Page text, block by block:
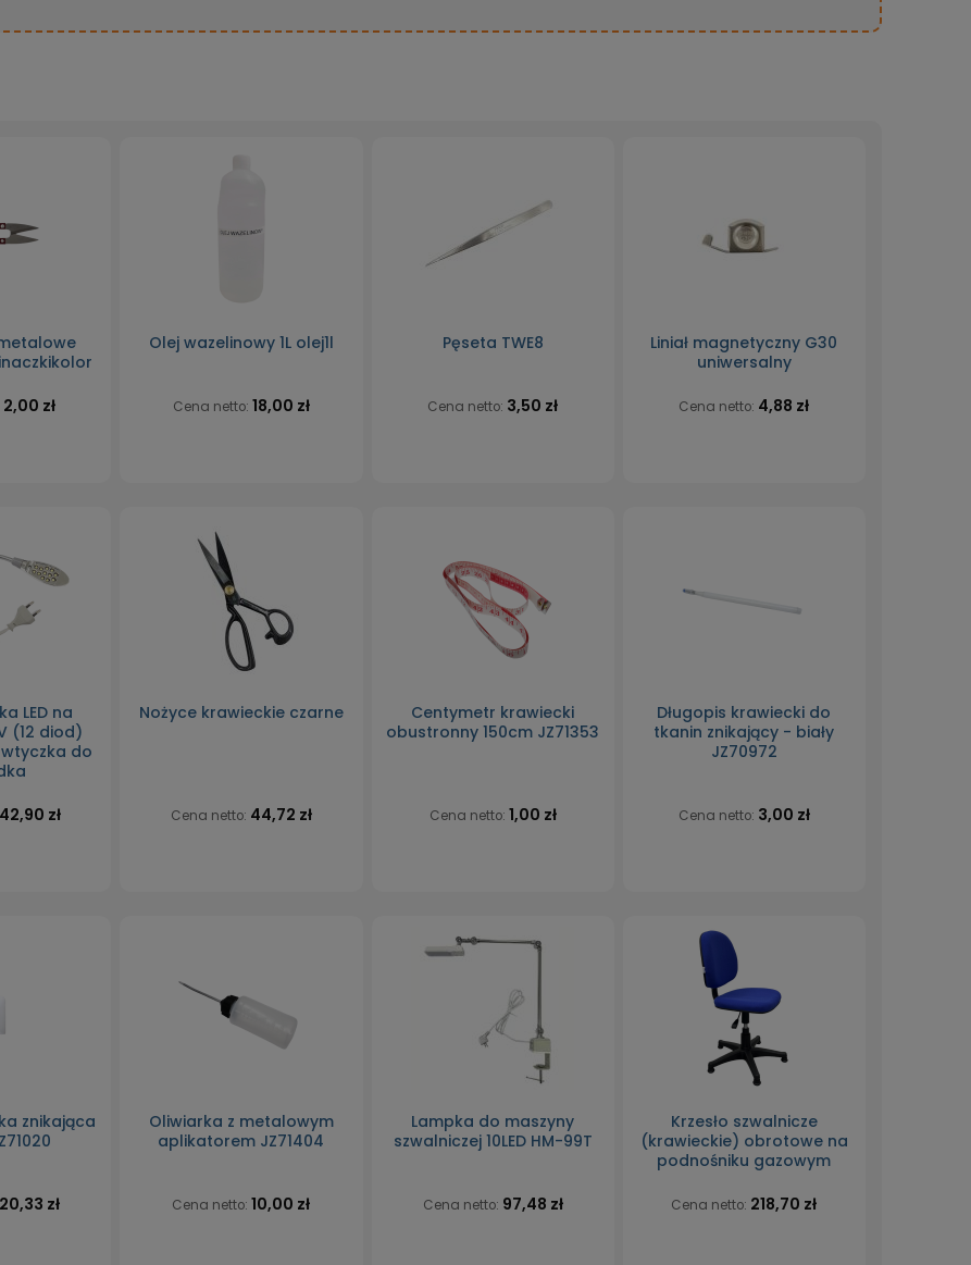
2,00 zł
Olej wazelinowy 1L olej1l
Cena netto: 18,00 zł
Pęseta TWE8
Cena netto: 3,50 zł
Liniał magnetyczny G30
uniwersalny
Cena netto: 4,88 zł
LED na
(12 diod)
do
42,90 zł
Nożyce krawieckie czarne
Cena netto: 44,72 zł
Centymetr krawiecki
obustronny 150cm JZ71353
Cena netto: 1,00 zł
Długopis krawiecki do
tkanin znikający - biały
JZ70972
Cena netto: 3,00 zł
znikająca
20,33 zł
Oliwiarka z metalowym
aplikatorem JZ71404
Cena netto:10,00 zł
Lampka do maszyny
szwalniczej 10LED HM-99T
Cena netto: 97,48 zł
Krzesło szwalnicze
(krawieckie) obrotowe na
podnośniku gazowym
Cena netto: 218,70 zł